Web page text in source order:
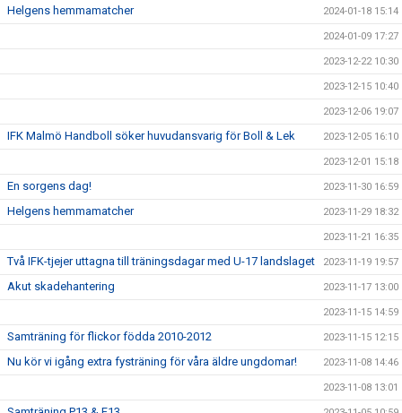
Helgens hemmamatcher 2024-01-18 15:14
2024-01-09 17:27
2023-12-22 10:30
2023-12-15 10:40
2023-12-06 19:07
IFK Malmö Handboll söker huvudansvarig för Boll & Lek 2023-12-05 16:10
2023-12-01 15:18
En sorgens dag! 2023-11-30 16:59
Helgens hemmamatcher 2023-11-29 18:32
2023-11-21 16:35
Två IFK-tjejer uttagna till träningsdagar med U-17 landslaget 2023-11-19 19:57
Akut skadehantering 2023-11-17 13:00
2023-11-15 14:59
Samträning för flickor födda 2010-2012 2023-11-15 12:15
Nu kör vi igång extra fysträning för våra äldre ungdomar! 2023-11-08 14:46
2023-11-08 13:01